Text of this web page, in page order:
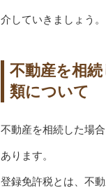
介していきましょう。
不動産を相
類について
不動産を相続した場
あります。
登録免許税とは、不